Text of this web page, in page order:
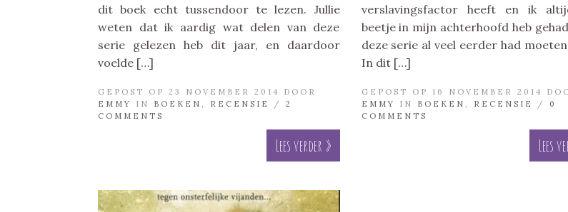
dit boek echt tussendoor te lezen. Jullie
weten dat ik aardig wat delen van deze
serie gelezen heb dit jaar, en daardoor
voelde […]
GEPOST OP 23 NOVEMBER 2014 DOOR
EMMY
IN BOEKEN , RECENSIE / 2
COMMENTS
Lees verder »
verslavingsfactor heeft en ik
beetje in mijn achterhoofd heb
deze serie al veel eerder had
In dit […]
GEPOST OP 16 NOVEMBER 2014
EMMY
IN BOEKEN , RECENSIE /
0
COMMENTS
Lees